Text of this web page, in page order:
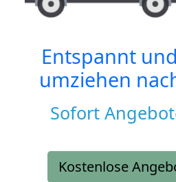
Entspannt
umziehen
Sofort
Kostenlose